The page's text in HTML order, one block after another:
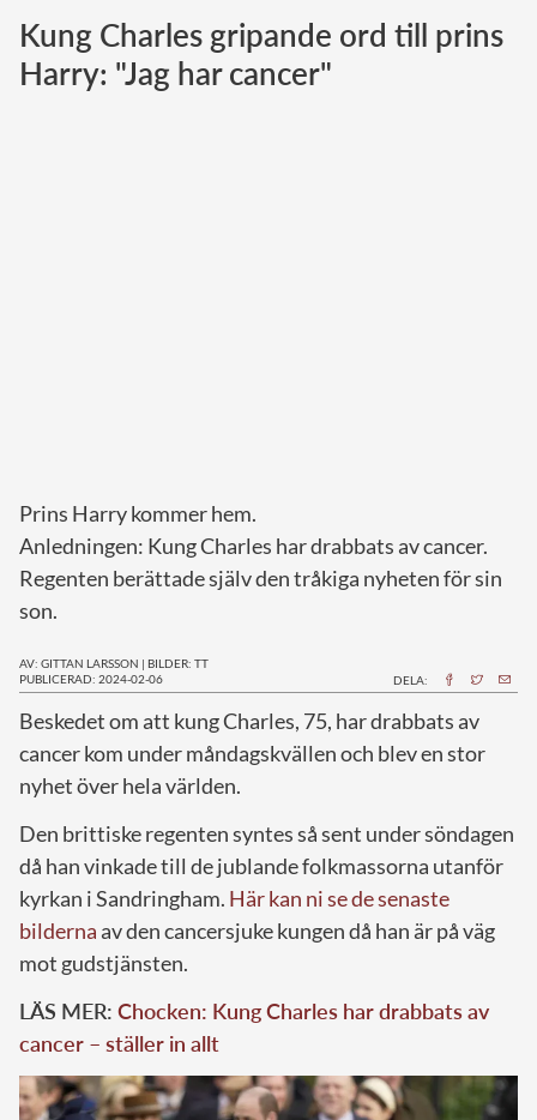
Norska kungahuset
Danska kungahuset
Kung Charles gripande ord till prins
Harry: "Jag har cancer"
Prins Harry kommer hem.
Anledningen: Kung Charles har drabbats av cancer.
Regenten berättade själv den tråkiga nyheten för sin
son.
AV: GITTAN LARSSON | BILDER: TT
PUBLICERAD: 2024-02-06
DELA:
Beskedet om att kung Charles, 75, har drabbats av
cancer kom under måndagskvällen och blev en stor
nyhet över hela världen.
Den brittiske regenten syntes så sent under söndagen
då han vinkade till de jublande folkmassorna utanför
kyrkan i Sandringham. Här kan ni se de senaste
bilderna av den cancersjuke kungen då han är på väg
mot gudstjänsten.
LÄS MER: Chocken: Kung Charles har drabbats av
cancer – ställer in allt